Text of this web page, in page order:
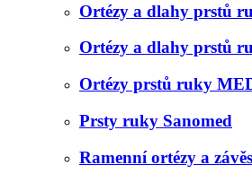
Ortézy a dlahy prstů
Ortézy a dlahy prstů
Ortézy prstů ruky
Prsty ruky Sanomed
Ramenní ortézy a